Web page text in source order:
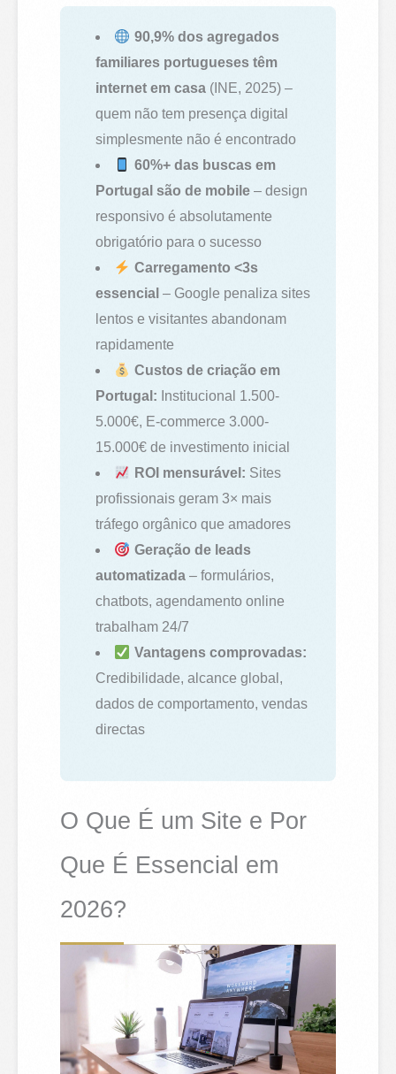
90,9% dos agregados
familiares portugueses têm
internet em casa (INE, 2025) –
quem não tem presença digital
simplesmente não é encontrado
60%+ das buscas em
Portugal são de mobile – design
responsivo é absolutamente
obrigatório para o sucesso
Carregamento <3s
essencial – Google penaliza sites
lentos e visitantes abandonam
rapidamente
Custos de criação em
Portugal: Institucional 1.500-
5.000€, E-commerce 3.000-
15.000€ de investimento inicial
ROI mensurável: Sites
profissionais geram 3× mais
tráfego orgânico que amadores
Geração de leads
automatizada – formulários,
chatbots, agendamento online
trabalham 24/7
Vantagens comprovadas:
Credibilidade, alcance global,
dados de comportamento, vendas
directas
O Que É um Site e Por
Que É Essencial em
2026?